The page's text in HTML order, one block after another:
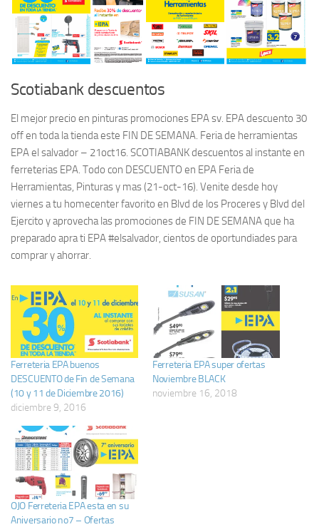
Scotiabank descuentos
El mejor precio en pinturas promociones EPA sv. EPA descuento 30
off en toda la tienda este FIN DE SEMANA. Feria de herramientas
EPA el salvador – 21oct16. SCOTIABANK descuentos al instante en
ferreterias EPA. Todo con DESCUENTO en EPA Feria de
Herramientas, Pinturas y mas (21-oct-16). Venite desde hoy
viernes a tu homecenter favorito en Blvd de los Proceres y Blvd del
Ejercito y aprovecha las promociones de FIN DE SEMANA que ha
preparado apra ti EPA #elsalvador, cientos de oportundiades para
comprar y ahorrar.
Ferreteria EPA buenos
DESCUENTO de Fin de Semana
(10 y 11 de Diciembre 2016)
diciembre 9, 2016
Ferreteria EPA super ofertas
Noviembre BLACK
noviembre 16, 2018
OJO Ferreteria EPA esta en su
Aniversario no7 – Ofertas